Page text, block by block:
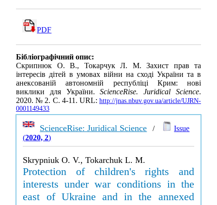
PDF
Бібліографічний опис:
Скрипнюк О. В., Токарчук Л. М. Захист прав та
інтересів дітей в умовах війни на сході України та в
анексованій автономній республіці Крим: нові
виклики для України.ScienceRise. Juridical Science.
2020. № 2. С. 4-11. URL: http://jnas.nbuv.gov.ua/article/UJRN-
0001149433
ScienceRise: Juridical Science /
Issue
(2020, 2)
Skrypniuk O. V., Tokarchuk L. M.
Protection of children's rights and
interests under war conditions in the
east of Ukraine and in the annexed